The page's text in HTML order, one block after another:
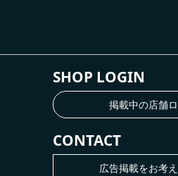
SHOP LOGIN
掲載中の店舗
CONTACT
広告掲載をお考